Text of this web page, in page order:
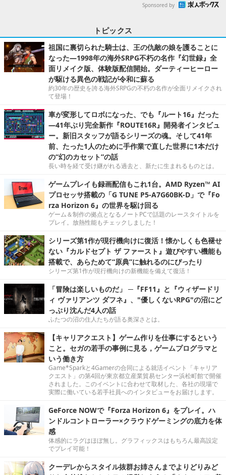
Sponsored by
トピックス
祖国に裏切られた騎士は、王の仇敵の娘を護ることに
なった―1998年の海外SRPG不朽の名作『幻世録』全
面リメイク版、体験版配信開始。ダーティーヒーロー
が駆ける異色の戦記が令和に蘇る
約30年の歴史を誇る海外SRPGの不朽の名作が全面リメイクされ
て登場！
車が変形してロボになった、でも『ルート16』だった
―41年ぶり完全新作『ROUTE16R』開発者インタビュ
ー。新旧スタッフが語るシリーズの魂。そして41年
前、たった1人のために手作業で直した世界に1本だけ
の“幻のカセット”の話
長い時を経て受け継がれる過去と、新たに生まれるものとは。
ゲームプレイも録画配信もこれ1台。AMD Ryzen™ AI
プロセッサ搭載の「G TUNE P5-A7G60BK-D」で『Fo
rza Horizon 6』の世界を駆け回る
ゲーム＆制作の拠点となるノートPCで話題のレースタイトルを
プレイ。放熱性能もチェックしました！
シリーズ第1作が現行機向けに復活！懐かしくも色褪せ
ない『カルドセプト ザ ファースト』遊びやすい機能も
搭載で、あらためて“原典”に触れるのにぴったり
シリーズ第1作が現行機向けの新機能を備えて復活！
「冒険は楽しいものだ」 ─『FF11』と『ウィザードリ
ィ ヴァリアンツ ダフネ』、"優しくないRPG"の沼にど
っぷり沈んだ4人の話
ふたつの沼の住人たちが語る奥深さとは。
【キャリアクエスト】ゲーム作りを仕事にするという
こと。セガの若手の事例に見る，ゲームプログラマと
いう働き方
Game*Sparkと4Gamerの合同による就活イベント「キャリア
クエスト」の第4回が東京都立産業貿易センター浜松町館で開催
されました。このイベントに合わせて取材した、各社の現場で
実際に働いている若手社員へのインタビューをお届けします。
GeForce NOWで『Forza Horizon 6』をプレイ。ハ
ンドルコントローラー×クラウドゲーミングの底力を体
感
体感的にラグはほぼ無し。グラフィックスはもちろん最高設定
でプレイ可能！
クーデレからスタイル抜群お姉さんまでよりどりみど